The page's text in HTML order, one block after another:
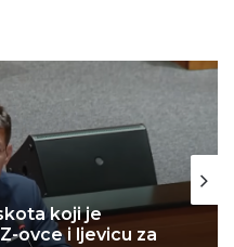
koji je
ovce i ljevicu za